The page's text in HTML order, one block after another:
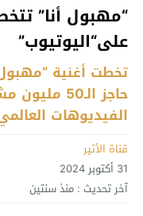
على“اليوتيوب”
تخطت أغنية “مهبول
حاجز
الفيديوهات
قناة الأثير
31 أكتوبر 2024
آخر تحديث : منذ سنتين